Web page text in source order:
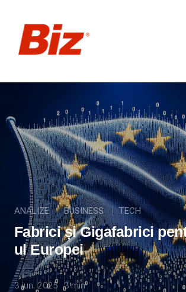
ANALIZE BUSINESS TECH
Fabrici și Gigafabrici
ul Europei
3 iun. 2025 3 min